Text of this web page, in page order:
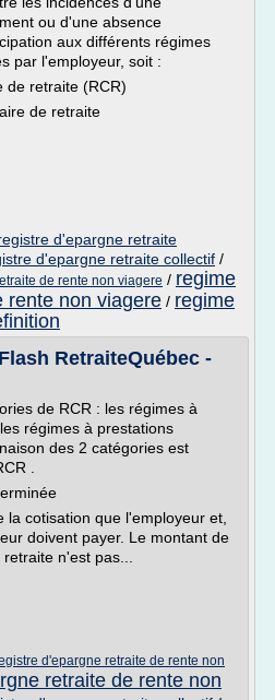
ou d'une absence
aux différents régimes
par l'employeur, soit :
de retraite (RCR)
de retraite
d'epargne retraite
d'epargne retraite collectif /
de rente non viagere / regime
rente non viagere / regime
RetraiteQuébec -
de RCR : les régimes à
régimes à prestations
des 2 catégories est
.
la cotisation que l'employeur et,
doivent payer. Le montant de
n'est pas...
d'epargne retraite de rente non
retraite de rente non